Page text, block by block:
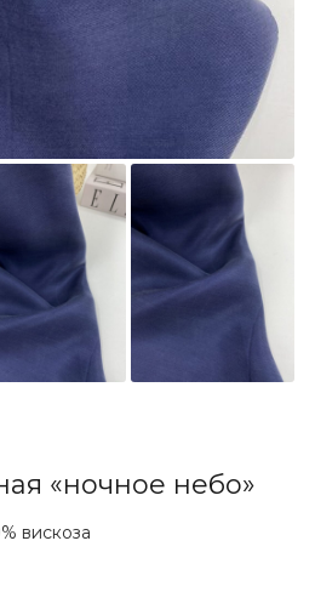
«ночное небо»
вискоза